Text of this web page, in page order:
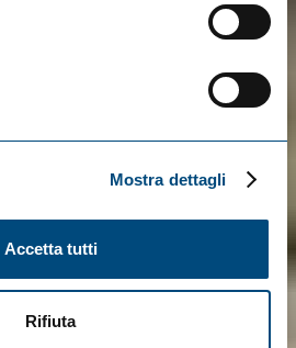
Mostra dettagli
Accetta tutti
Rifiuta